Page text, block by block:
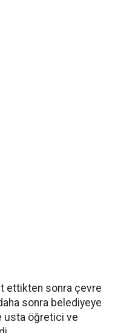
ettikten sonra çevre
sonra belediyeye
usta öğretici ve